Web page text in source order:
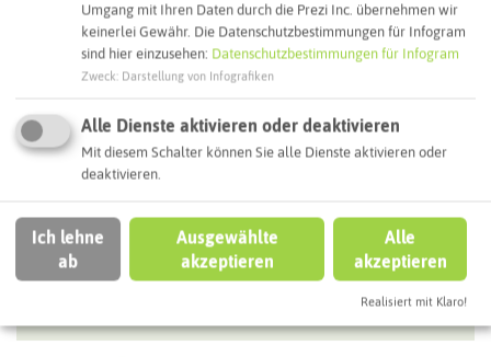
HALTERN AM SEE
Umgang mit Ihren Daten durch die Prezi Inc. übernehmen wir
keinerlei Gewähr. Die Datenschutzbestimmungen für Infogram
sind hier einzusehen: Datenschutzbestimmungen für Infogram
Zweck Darstellung von Infografiken
Alle Dienste aktivieren oder deaktivieren
Mit diesem Schalter können Sie alle Dienste aktivieren oder
deaktivieren.
Ich lehne
ab
Ausgewählte
akzeptieren
Alle
akzeptieren
Realisiert mit Klaro!